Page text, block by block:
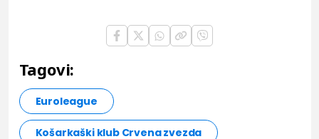
Tagovi:
Euroleague
Košarkaški klub Crvena zvezda